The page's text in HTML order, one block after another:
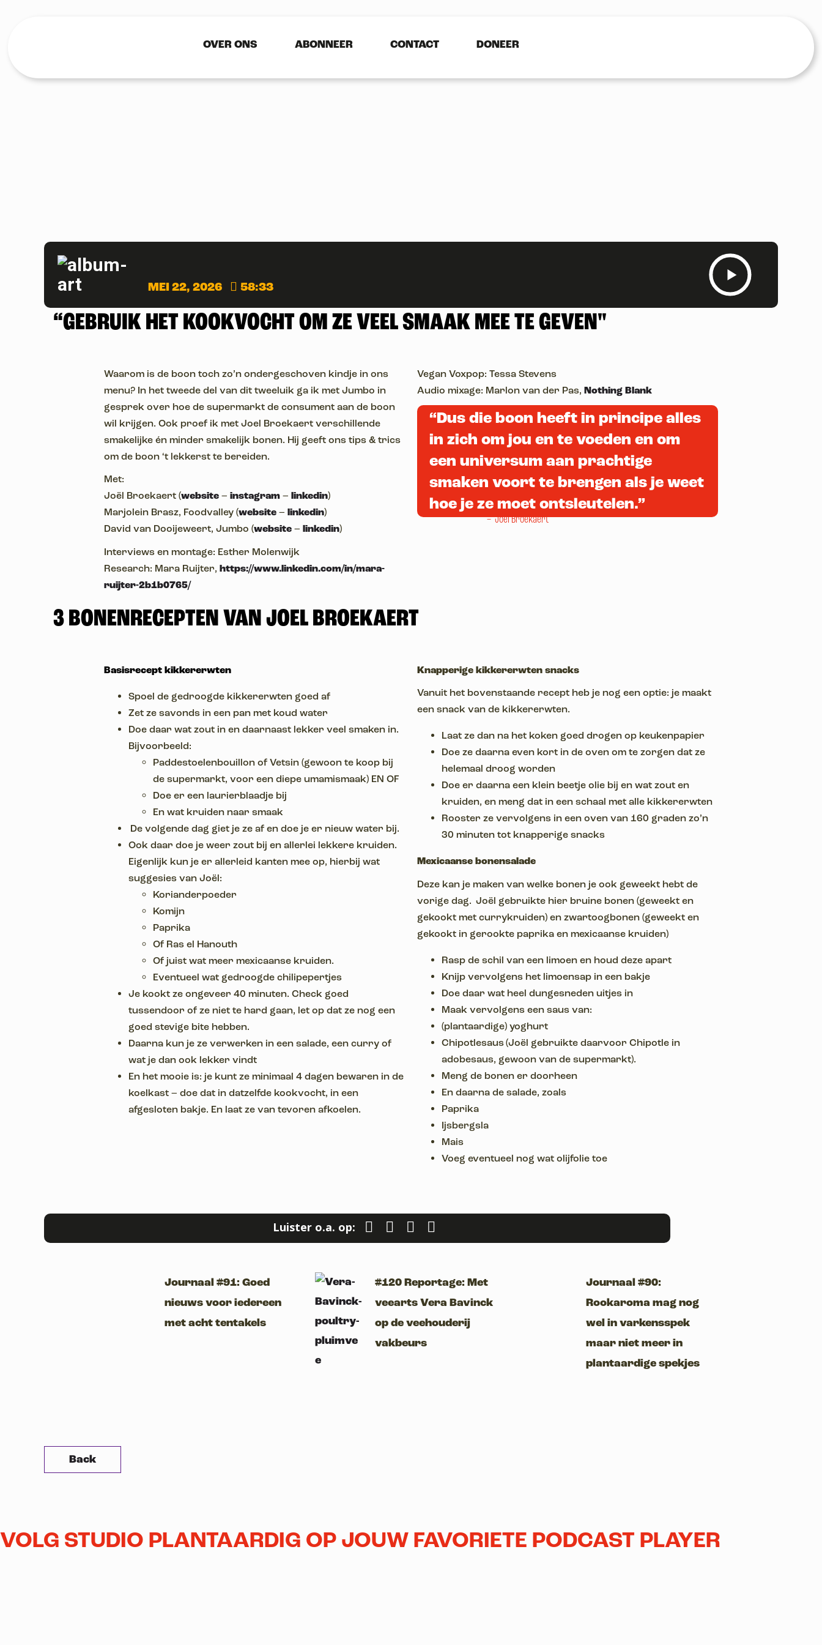
OVER ONS ABONNEER CONTACT DONEER
MEI 22, 2026 58:33
“GEBRUIK HET KOOKVOCHT OM ZE VEEL SMAAK MEE TE GEVEN"
Waarom is de boon toch zo’n ondergeschoven kindje in ons
menu? In het tweede del van dit tweeluik ga ik met Jumbo in
gesprek over hoe de supermarkt de consument aan de boon
wil krijgen. Ook proef ik met Joel Broekaert verschillende
smakelijke én minder smakelijk bonen. Hij geeft ons tips & trics
om de boon ‘t lekkerst te bereiden.
Met:
Joël Broekaert (website – instagram – linkedin)
Marjolein Brasz, Foodvalley (website – linkedin)
David van Dooijeweert, Jumbo (website – linkedin)
Interviews en montage: Esther Molenwijk
Research: Mara Ruijter, https://www.linkedin.com/in/mara-
ruijter-2b1b0765/
Vegan Voxpop: Tessa Stevens
Audio mixage: Marlon van der Pas, Nothing Blank
“Dus die boon heeft in principe alles
in zich om jou en te voeden en om
een universum aan prachtige
smaken voort te brengen als je weet
hoe je ze moet ontsleutelen.”
– Joël Broekaert
3 BONENRECEPTEN VAN JOEL BROEKAERT
Basisrecept kikkererwten
Spoel de gedroogde kikkererwten goed af
Zet ze savonds in een pan met koud water
Doe daar wat zout in en daarnaast lekker veel smaken in.
Bijvoorbeeld:
Paddestoelenbouillon of Vetsin (gewoon te koop bij
de supermarkt, voor een diepe umamismaak) EN OF
Doe er een laurierblaadje bij
En wat kruiden naar smaak
De volgende dag giet je ze af en doe je er nieuw water bij.
Ook daar doe je weer zout bij en allerlei lekkere kruiden.
Eigenlijk kun je er allerleid kanten mee op, hierbij wat
suggesies van Joël:
Korianderpoeder
Komijn
Paprika
Of Ras el Hanouth
Of juist wat meer mexicaanse kruiden.
Eventueel wat gedroogde chilipepertjes
Je kookt ze ongeveer 40 minuten. Check goed
tussendoor of ze niet te hard gaan, let op dat ze nog een
goed stevige bite hebben.
Daarna kun je ze verwerken in een salade, een curry of
wat je dan ook lekker vindt
En het mooie is: je kunt ze minimaal 4 dagen bewaren in de
koelkast – doe dat in datzelfde kookvocht, in een
afgesloten bakje. En laat ze van tevoren afkoelen.
Knapperige kikkererwten snacks
Vanuit het bovenstaande recept heb je nog een optie: je maakt
een snack van de kikkererwten.
Laat ze dan na het koken goed drogen op keukenpapier
Doe ze daarna even kort in de oven om te zorgen dat ze
helemaal droog worden
Doe er daarna een klein beetje olie bij en wat zout en
kruiden, en meng dat in een schaal met alle kikkererwten
Rooster ze vervolgens in een oven van 160 graden zo’n
30 minuten tot knapperige snacks
Mexicaanse bonensalade
Deze kan je maken van welke bonen je ook geweekt hebt de
vorige dag. Joël gebruikte hier bruine bonen (geweekt en
gekookt met currykruiden) en zwartoogbonen (geweekt en
gekookt in gerookte paprika en mexicaanse kruiden)
Rasp de schil van een limoen en houd deze apart
Knijp vervolgens het limoensap in een bakje
Doe daar wat heel dungesneden uitjes in
Maak vervolgens een saus van:
(plantaardige) yoghurt
Chipotlesaus (Joël gebruikte daarvoor Chipotle in
adobesaus, gewoon van de supermarkt).
Meng de bonen er doorheen
En daarna de salade, zoals
Paprika
Ijsbergsla
Mais
Voeg eventueel nog wat olijfolie toe
Luister o.a. op:
Journaal #91: Goed
nieuws voor iedereen
met acht tentakels
#120 Reportage: Met
veearts Vera Bavinck
op de veehouderij
vakbeurs
Journaal #90:
Rookaroma mag nog
wel in varkensspek
maar niet meer in
plantaardige spekjes
Back
VOLG STUDIO PLANTAARDIG OP JOUW FAVORIETE PODCAST PLAYER